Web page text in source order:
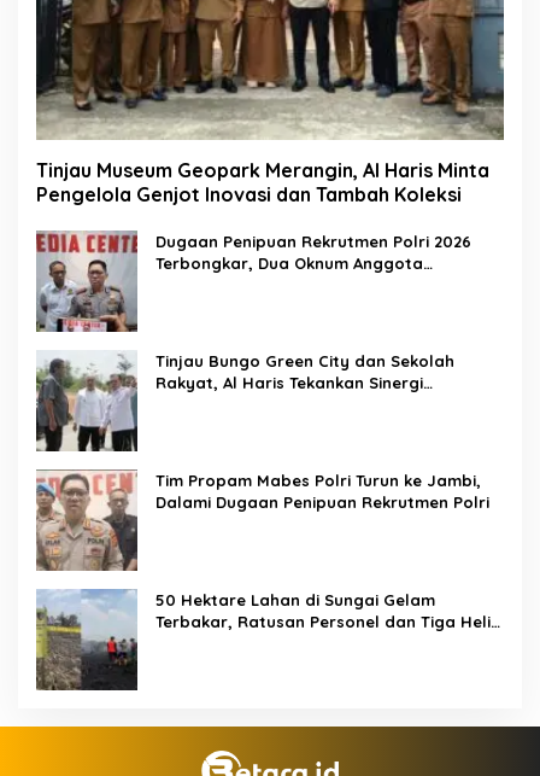
Tinjau Museum Geopark Merangin, Al Haris Minta
Pengelola Genjot Inovasi dan Tambah Koleksi
Dugaan Penipuan Rekrutmen Polri 2026
Terbongkar, Dua Oknum Anggota
Tinjau Bungo Green City dan Sekolah
Rakyat, Al Haris Tekankan Sinergi
Tim Propam Mabes Polri Turun ke Jambi,
Dalami Dugaan Penipuan Rekrutmen Polri
50 Hektare Lahan di Sungai Gelam
Terbakar, Ratusan Personel dan Tiga Heli